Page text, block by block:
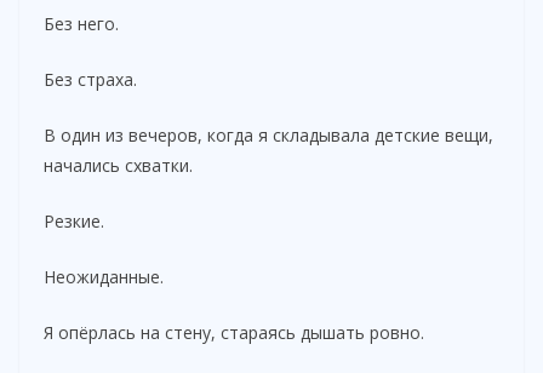
Без него.
Без страха.
В один из вечеров, когда я складывала детские вещи,
начались схватки.
Резкие.
Неожиданные.
Я опёрлась на стену, стараясь дышать ровно.